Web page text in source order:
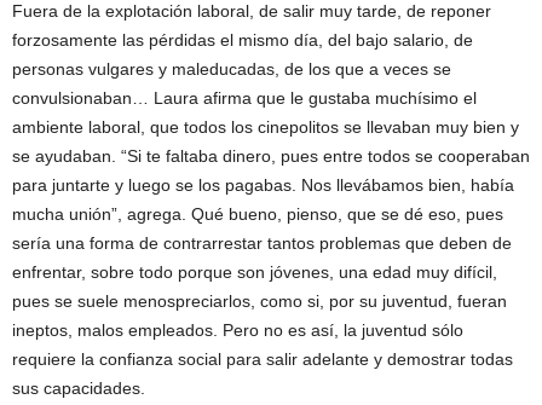
Fuera de la explotación laboral, de salir muy tarde, de reponer
forzosamente las pérdidas el mismo día, del bajo salario, de
personas vulgares y maleducadas, de los que a veces se
convulsionaban… Laura afirma que le gustaba muchísimo el
ambiente laboral, que todos los cinepolitos se llevaban muy bien y
se ayudaban. “Si te faltaba dinero, pues entre todos se cooperaban
para juntarte y luego se los pagabas. Nos llevábamos bien, había
mucha unión”, agrega. Qué bueno, pienso, que se dé eso, pues
sería una forma de contrarrestar tantos problemas que deben de
enfrentar, sobre todo porque son jóvenes, una edad muy difícil,
pues se suele menospreciarlos, como si, por su juventud, fueran
ineptos, malos empleados. Pero no es así, la juventud sólo
requiere la confianza social para salir adelante y demostrar todas
sus capacidades.